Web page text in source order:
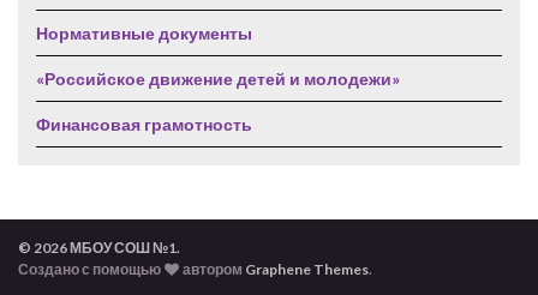
Нормативные документы
«Российское движение детей и молодежи»
Финансовая грамотность
© 2026 МБОУ СОШ №1.
Создано с помощью
автором Graphene Themes.